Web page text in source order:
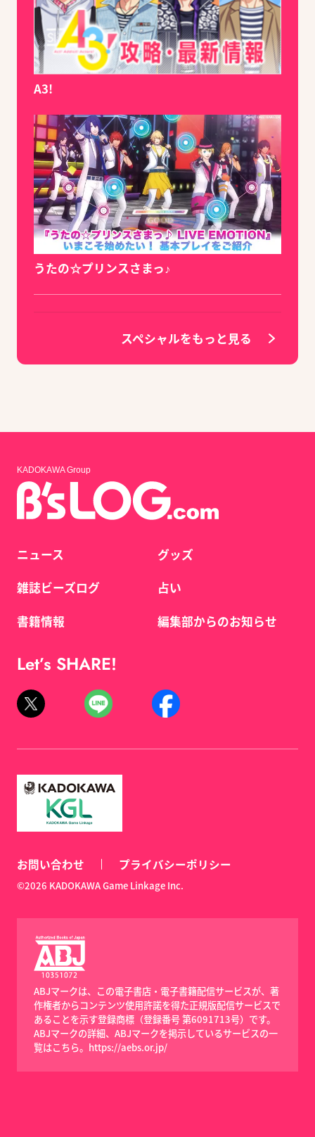
A3!
うたの☆プリンスさまっ♪
スペシャルをもっと見る
KADOKAWA Group
ニュース
雑誌ビーズログ
書籍情報
グッズ
占い
編集部からのお知らせ
Let’s SHARE!
お問い合わせ プライバシーポリシー
©2026 KADOKAWA Game Linkage Inc.
ABJマークは、この電子書店・電子書籍配信サービスが、著
作権者からコンテンツ使用許諾を得た正規版配信サービスで
あることを示す登録商標（登録番号 第6091713号）です。
ABJマークの詳細、ABJマークを掲示しているサービスの一
覧はこちら。 https://aebs.or.jp/